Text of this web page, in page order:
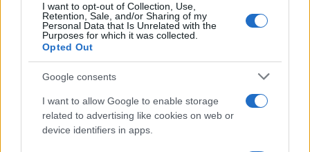
I want to opt-out of Collection, Use,
Retention, Sale, and/or Sharing of my
Personal Data that Is Unrelated with the
Purposes for which it was collected.
Opted Out
Google consents
I want to allow Google to enable storage
related to advertising like cookies on web or
device identifiers in apps.
Jovanotti, Gabry Ponte e Alfa: Olbia ombelico del
mondo per una notte
Giorgia Meloni a La Maddalena, la vicesindaco:
“Orgoglio e discrezione per visita privata̶…